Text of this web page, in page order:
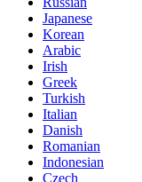
Japanese
Korean
Arabic
Irish
Greek
Turkish
Italian
Danish
Romanian
Indonesian
Czech